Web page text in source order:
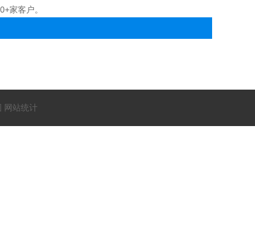
家客户。
网站统计